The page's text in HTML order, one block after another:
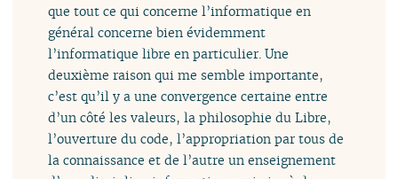
que tout ce qui concerne l’informatique en
général concerne bien évidemment
l’informatique libre en particulier. Une
deuxième raison qui me semble importante,
c’est qu’il y a une convergence certaine entre
d’un côté les valeurs, la philosophie du Libre,
l’ouverture du code, l’appropriation par tous de
la connaissance et de l’autre un enseignement